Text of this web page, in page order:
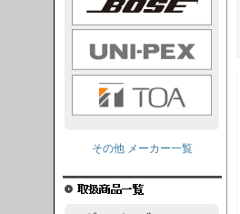
その他 メーカー一覧